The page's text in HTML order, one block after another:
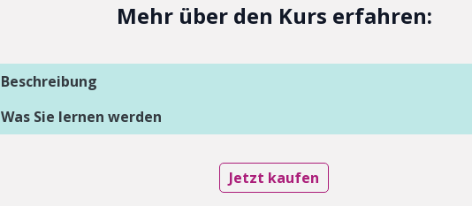
Mehr über den Kurs erfahren:
Beschreibung
Was Sie lernen werden
Jetzt kaufen